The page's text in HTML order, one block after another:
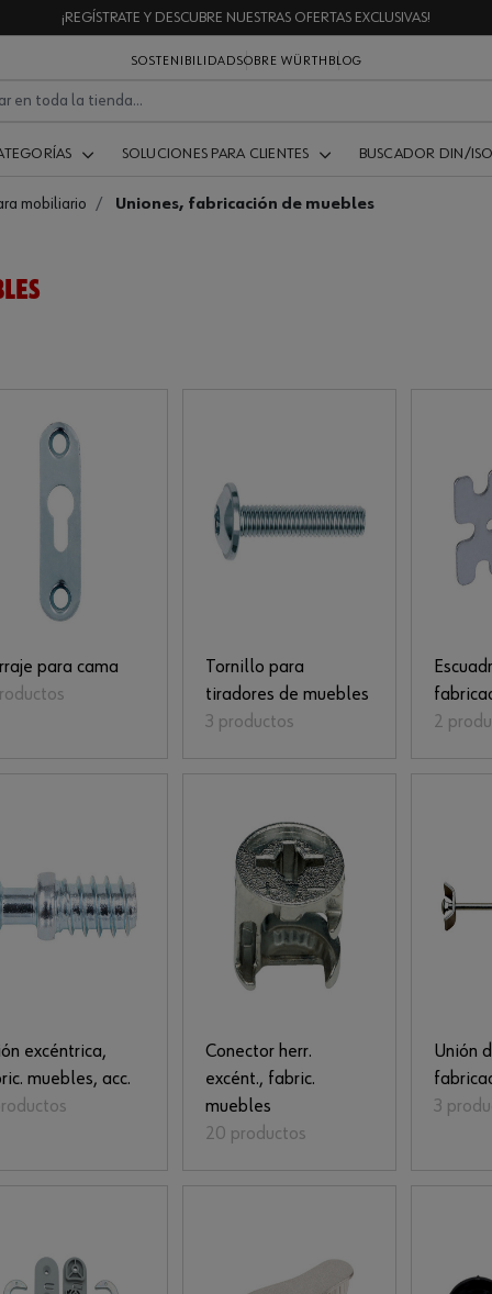
¡REGÍSTRATE Y DESCUBRE NUESTRAS OFERTAS EXCLUSIVAS!
SOSTENIBILIDADSOBRE WÜRTH BLOG
SOLUCIONES PARA CLIENTES BUSCADOR DIN/
mobiliario Uniones, fabricación de muebles
para cama
Tornillo para
tiradores de muebles
3 productos
2
excéntrica,
muebles, acc.
Conector herr.
excént., fabric.
muebles
20 productos
Unión
3